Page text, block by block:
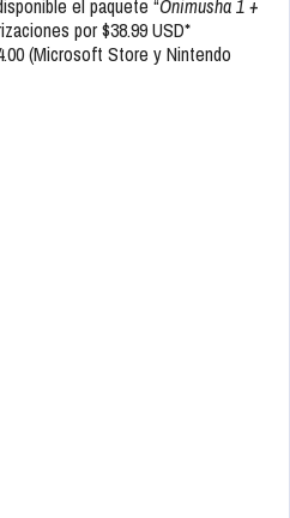
el paquete “Onimusha 1 +
por $38.99 USD*
(Microsoft Store y Nintendo